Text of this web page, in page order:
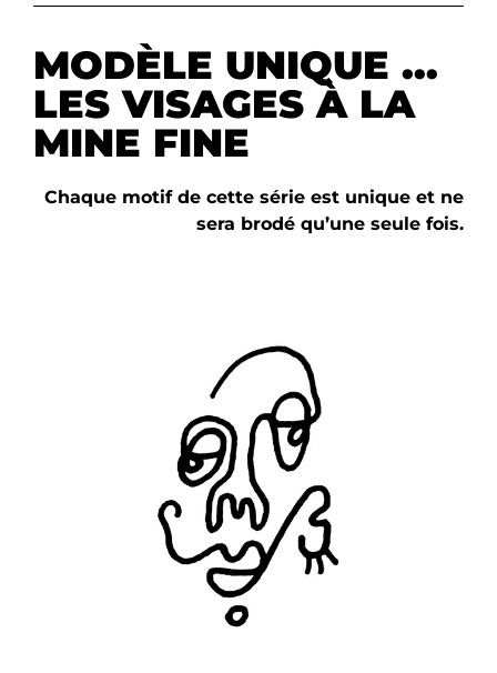
MODÈLE UNIQUE ...
LES VISAGES À LA
MINE FINE
Chaque motif de cette série est unique et ne
sera brodé qu’une seule fois.